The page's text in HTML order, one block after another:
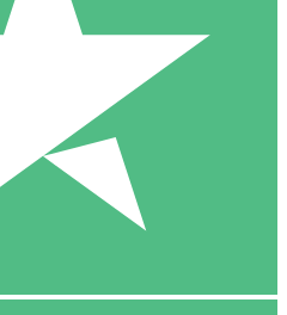
de descarga. Sin compromiso
10 00